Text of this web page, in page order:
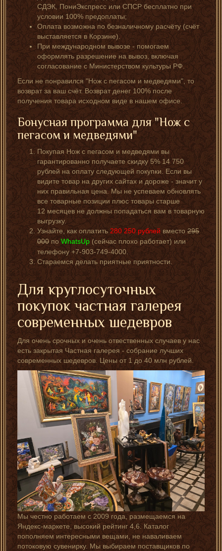
СДЭК, ПониЭкспресс или СПСР бесплатно при
условии 100% предоплаты;
Оплата возможна по безналичному расчёту (счёт
выставляется в Корзине).
При международном вывозе - помогаем
оформлять разрешение на вывоз, включая
согласование с Министерством культуры РФ.
Если не понравился "Нож с пегасом и медведями", то
возврат за ваш счёт. Возврат денег 100% после
получения товара исходном виде в нашем офисе.
Бонусная программа для "Нож с
пегасом и медведями"
Покупая Нож с пегасом и медведями вы
гарантированно получаете скидку 5% 14 750
рублей на оплату следующей покупки. Если вы
видите товар на других сайтах и дороже - значит у
них правильная цена. Мы не успеваем обновлять
все товарные позиции плюс товары старше
12 месяцев не должны попадаться вам в товарную
выгрузку.
Узнайте, как оплатить280 250 рублейвместо295
000поWhatsUp (сейчас плохо работает) или
телефону +7-903-749-4000.
Стараемся делать приятные приятности.
Для круглосуточных
покупок частная галерея
современных шедевров
Для очень срочных и очень отвественных случаев у нас
есть закрытая Частная галерея - собрание лучших
современных шедевров. Цены от 1 до 40 млн рублей.
Мы честно работаем с 2009 года, размещаемся на
Яндекс-маркете, высокий рейтинг 4,6. Каталог
пополняем интересными вещами, не наваливаем
потоковую сувенирку. Мы выбираем поставщиков по